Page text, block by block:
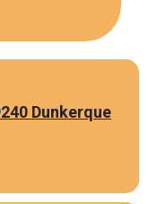
Dunkerque